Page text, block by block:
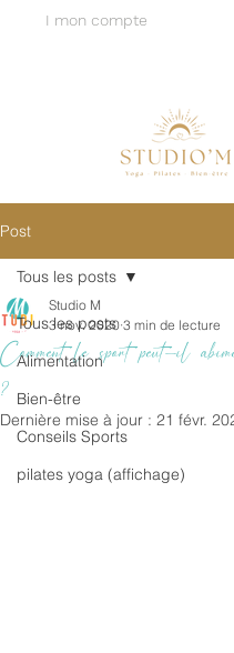
I mon compte
Post
Tous les posts
Alimentation
Bien-être
Conseils Sports
pilates yoga (affichage)
Tous les posts
Comment le sport peut-il
?
Studio M
3 nov. 2020 3 min de lecture
Dernière mise à jour : 21 févr.